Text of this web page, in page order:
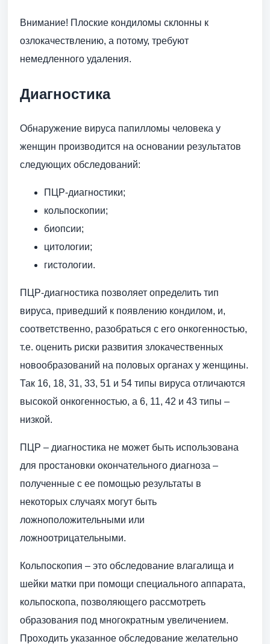
Внимание! Плоские кондиломы склонны к
озлокачествлению, а потому, требуют
немедленного удаления.
Диагностика
Обнаружение вируса папилломы человека у
женщин производится на основании результатов
следующих обследований:
ПЦР-диагностики;
кольпоскопии;
биопсии;
цитологии;
гистологии.
ПЦР-диагностика позволяет определить тип
вируса, приведший к появлению кондилом, и,
соответственно, разобраться с его онкогенностью,
т.е. оценить риски развития злокачественных
новообразований на половых органах у женщины.
Так 16, 18, 31, 33, 51 и 54 типы вируса отличаются
высокой онкогенностью, а 6, 11, 42 и 43 типы –
низкой.
ПЦР – диагностика не может быть использована
для простановки окончательного диагноза –
полученные с ее помощью результаты в
некоторых случаях могут быть
ложноположительными или
ложноотрицательными.
Кольпоскопия – это обследование влагалища и
шейки матки при помощи специального аппарата,
кольпоскопа, позволяющего рассмотреть
образования под многократным увеличением.
Проходить указанное обследование желательно